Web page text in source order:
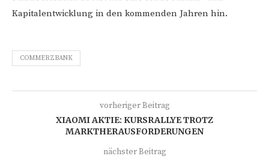
Kapitalentwicklung in den kommenden Jahren hin.
COMMERZBANK
vorheriger Beitrag
XIAOMI AKTIE: KURSRALLYE TROTZ
MARKTHERAUSFORDERUNGEN
nächster Beitrag